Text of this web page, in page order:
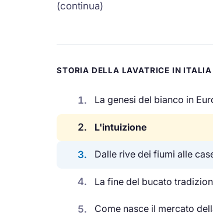
(continua)
STORIA DELLA LAVATRICE IN ITALIA
1. La genesi del bianco in
2. L'intuizione
3. Dalle rive dei fiumi alle
4. La fine del bucato
5. Come nasce il mercato